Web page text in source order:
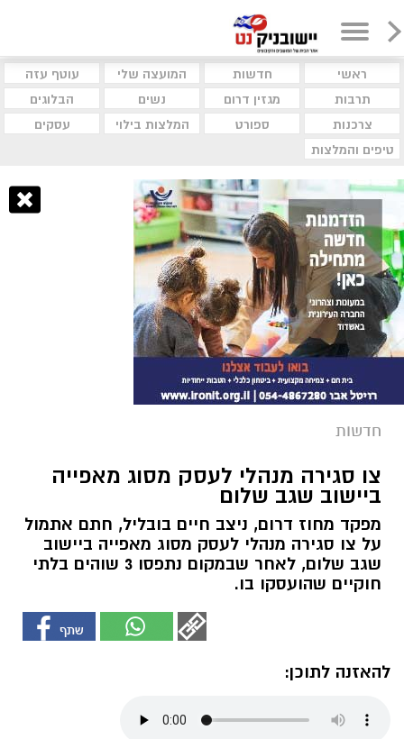
ראשי חדשות המועצה שלי
עוטף עזה
תרבות
מגזין דרום נשים
הבלוגים
צרכנות
ספורט המלצות בילוי
עסקים
טיפים והמלצות
חדשות
צו סגירה מנהלי לעסק מסוג מאפייה
ביישוב שגב שלום
מפקד מחוז דרום, ניצב חיים בובליל, חתם אתמול
על צו סגירה מנהלי לעסק מסוג מאפייה ביישוב
שגב שלום, לאחר שבמקום נתפסו 3 שוהים בלתי
חוקיים שהועסקו בו.
להאזנה לתוכן: